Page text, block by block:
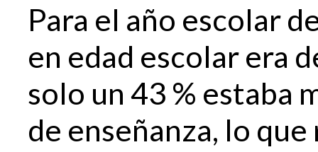
Para el año escolar
en edad escolar era
solo un 43 % estaba
de enseñanza, lo